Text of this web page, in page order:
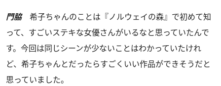
門脇希子ちゃんのことは『ノルウェイの森』で初めて知
って、すごいステキな女優さんがいるなと思っていたんで
す。今回は同じシーンが少ないことはわかっていたけれ
ど、希子ちゃんとだったらすごくいい作品ができそうだと
思っていました。